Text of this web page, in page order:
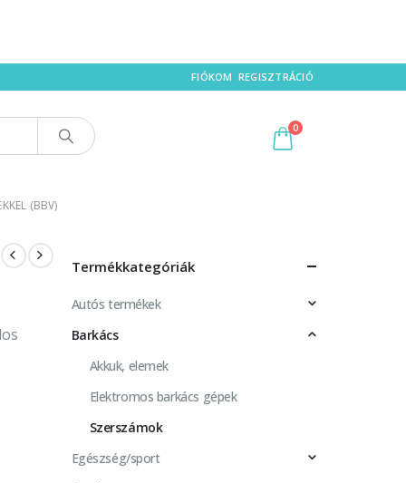
FIÓKOM REGISZTRÁCIÓ
0
(BBV)
Termékkategóriák
Autós termékek
Barkács
Akkuk, elemek
Elektromos barkács gépek
Szerszámok
Egészség/sport